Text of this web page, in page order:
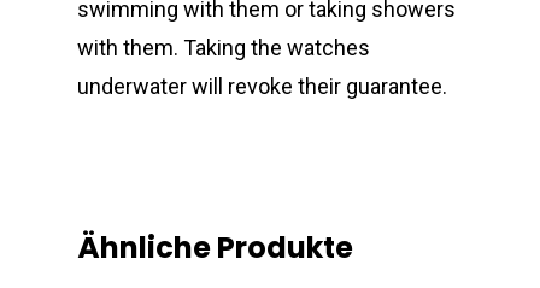
swimming with them or taking showers
with them. Taking the watches
underwater will revoke their guarantee.
Ähnliche Produkte